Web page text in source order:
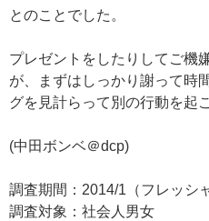
とのことでした。
プレゼントをしたりしてご機
が、まずはしっかり謝って時
グを見計らって別の行動を起
(中田ボンベ＠dcp)
調査期間：2014/1（フレッシ
調査対象：社会人男女